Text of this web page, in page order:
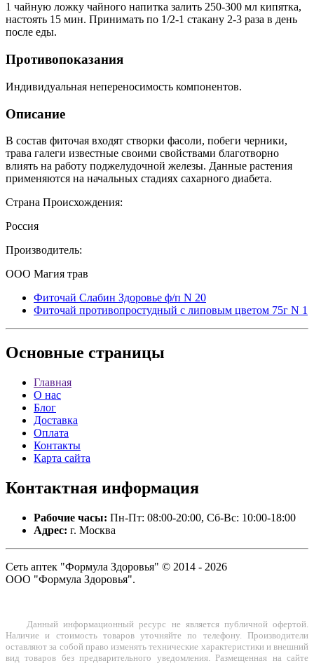
1 чайную ложку чайного напитка залить 250-300 мл кипятка,
настоять 15 мин. Принимать по 1/2-1 стакану 2-3 раза в день
после еды.
Противопоказания
Индивидуальная непереносимость компонентов.
Описание
В состав фиточая входят створки фасоли, побеги черники,
трава галеги известные своими свойствами благотворно
влиять на работу поджелудочной железы. Данные растения
применяются на начальных стадиях сахарного диабета.
Страна Происхождения:
Россия
Производитель:
ООО Магия трав
Фиточай Слабин Здоровье ф/п N 20
Фиточай противопростудный с липовым цветом 75г N 1
Основные страницы
Главная
О нас
Блог
Доставка
Оплата
Контакты
Карта сайта
Контактная информация
Рабочие часы: Пн-Пт: 08:00-20:00, Сб-Вс: 10:00-18:00
Адрес: г. Москва
Сеть аптек "Формула Здоровья" © 2014 - 2026
ООО "Формула Здоровья".
Данный информационный ресурс не является публичной офертой.
Наличие и стоимость товаров уточняйте по телефону. Производители
оставляют за собой право изменять технические характеристики и внешний
вид товаров без предварительного уведомления. Размещенная на сайте